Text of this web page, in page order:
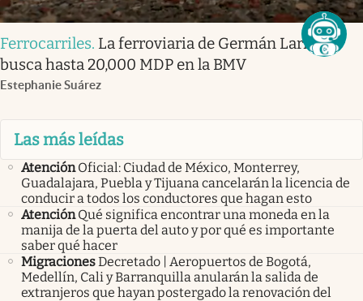
Ferrocarriles. La ferroviaria de Germán Larrea
busca hasta 20,000 MDP en la BMV
Estephanie Suárez
Las más leídas
Atención Oficial: Ciudad de México, Monterrey,
Guadalajara, Puebla y Tijuana cancelarán la licencia de
conducir a todos los conductores que hagan esto
Atención Qué significa encontrar una moneda en la
manija de la puerta del auto y por qué es importante
saber qué hacer
MigracionesDecretado | Aeropuertos de Bogotá,
Medellín, Cali y Barranquilla anularán la salida de
extranjeros que hayan postergado la renovación del